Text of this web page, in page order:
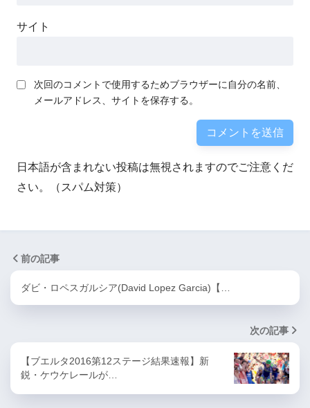
サイト
次回のコメントで使用するためブラウザーに自分の名前、
メールアドレス、サイトを保存する。
日本語が含まれない投稿は無視されますのでご注意くだ
さい。（スパム対策）
前の記事
ダビ・ロペスガルシア(David Lopez Garcia)【…
次の記事
【ブエルタ2016第12ステージ結果速報】新
鋭・ケウケレールが…